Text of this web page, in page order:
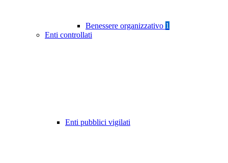
Benessere organizzativo 1
Enti controllati
Enti pubblici vigilati